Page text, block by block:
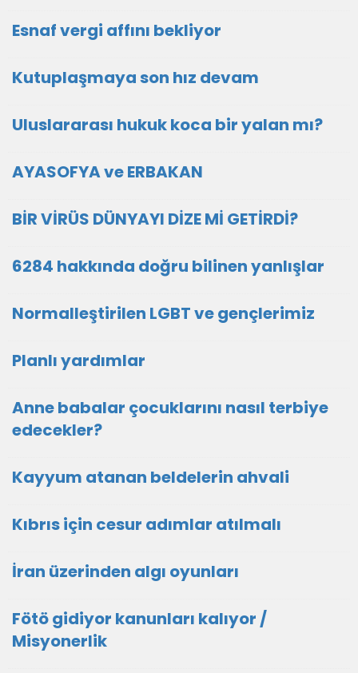
Esnaf vergi affını bekliyor
Kutuplaşmaya son hız devam
Uluslararası hukuk koca bir yalan mı?
AYASOFYA ve ERBAKAN
BİR VİRÜS DÜNYAYI DİZE Mİ GETİRDİ?
6284 hakkında doğru bilinen yanlışlar
Normalleştirilen LGBT ve gençlerimiz
Planlı yardımlar
Anne babalar çocuklarını nasıl terbiye
edecekler?
Kayyum atanan beldelerin ahvali
Kıbrıs için cesur adımlar atılmalı
İran üzerinden algı oyunları
Fötö gidiyor kanunları kalıyor /
Misyonerlik